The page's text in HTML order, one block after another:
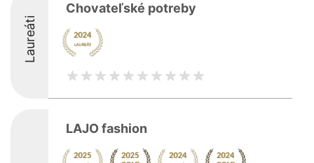
Laureáti
Chovateľské potreby
LAJO fashion